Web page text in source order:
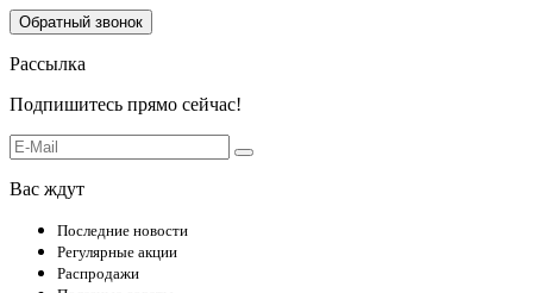
Обратный звонок
Рассылка
Подпишитесь прямо сейчас!
Вас ждут
Последние новости
Регулярные акции
Распродажи